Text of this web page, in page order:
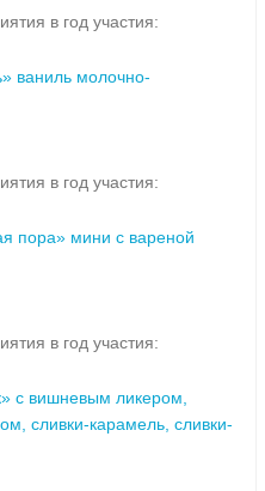
в год участия:
ваниль молочно-
в год участия:
пора» мини с вареной
в год участия:
с вишневым ликером,
сливки-карамель, сливки-